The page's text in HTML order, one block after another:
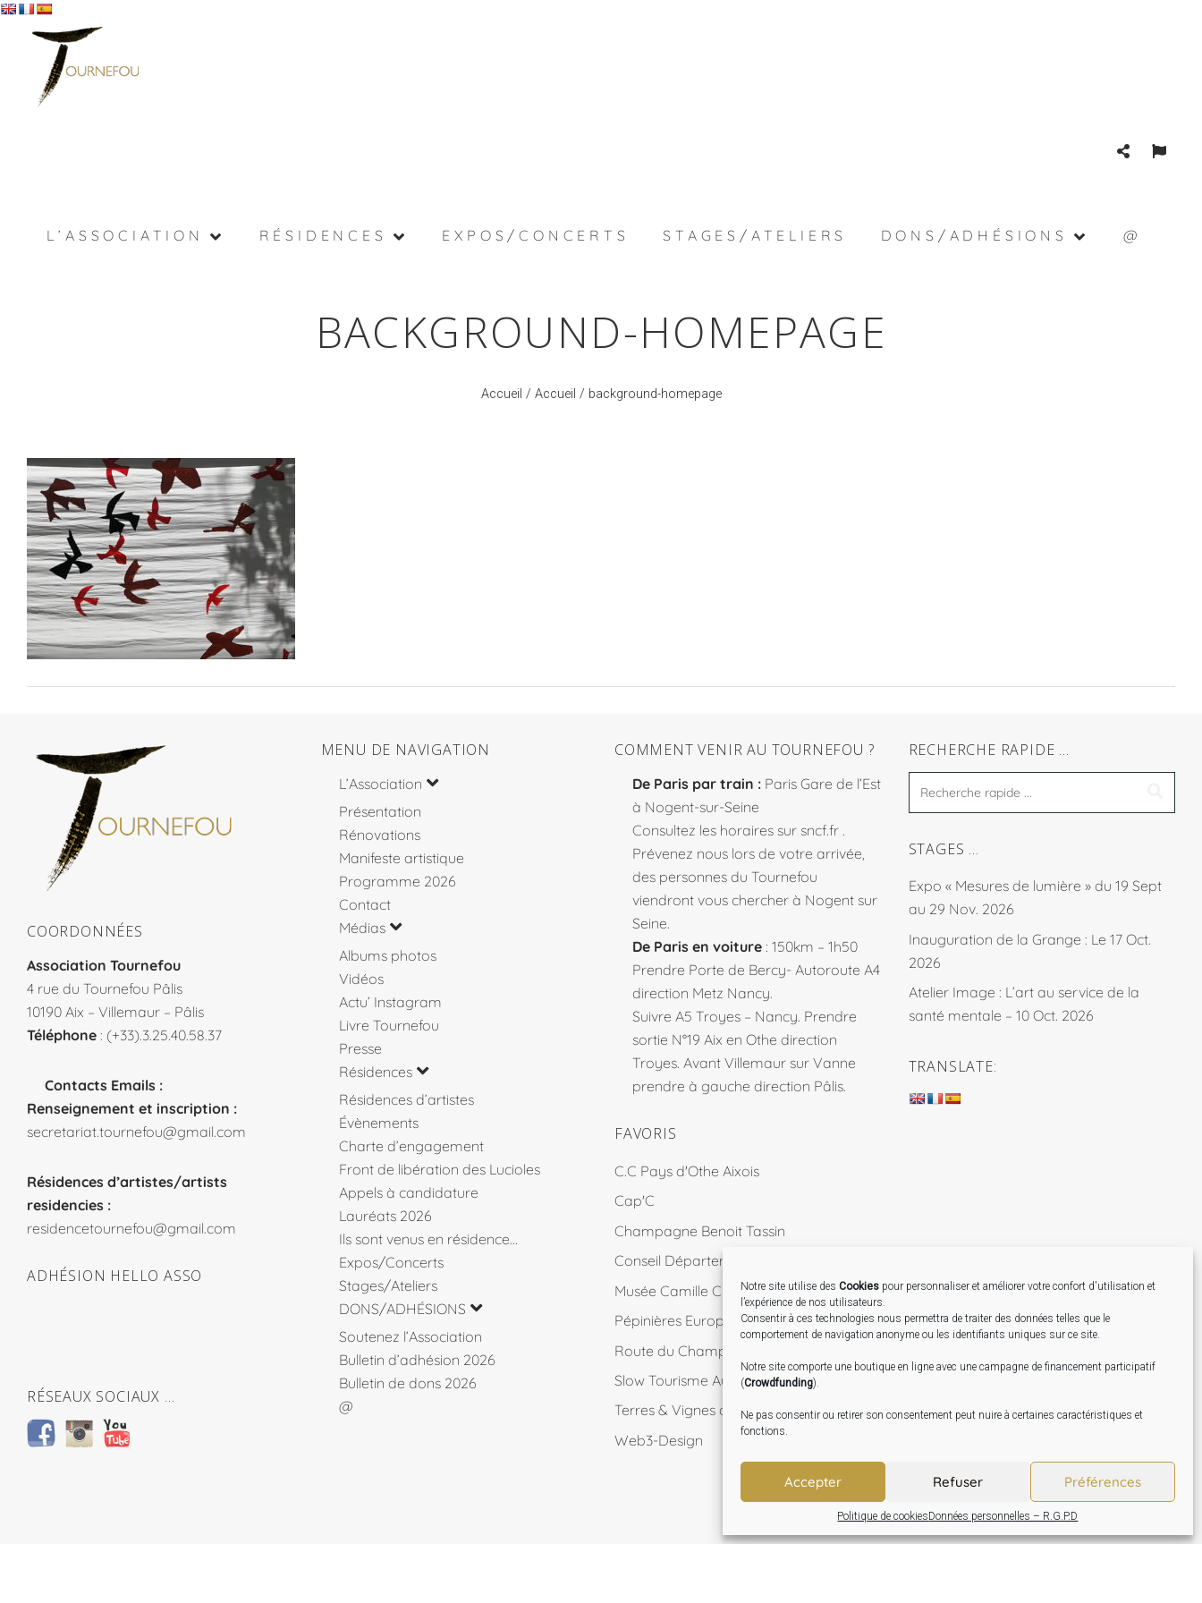
Notre site utilise des Cookies pour personnaliser et améliorer votre confort d'utilisation et
l’expérience de nos utilisateurs.
Consentir à ces technologies nous permettra de traiter des données telles que le
comportement de navigation anonyme ou les identifiants uniques sur ce site.
Notre site comporte une boutique en ligne avec une campagne de financement participatif
(Crowdfunding).
Ne pas consentir ou retirer son consentement peut nuire à certaines caractéristiques et
fonctions.
Accepter Refuser Préférences
Politique de cookiesDonnées personnelles – R.G.P.D
L’ASSOCIATION RÉSIDENCES EXPOS/CONCERTS STAGES/ATELIERS DONS/ADHÉSIONS @
BACKGROUND-HOMEPAGE
Accueil / Accueil / background-homepage
COORDONNÉES
Association Tournefou
4 rue du Tournefou Pâlis
10190 Aix – Villemaur – Pâlis
Téléphone : (+33).3.25.40.58.37
Contacts Emails :
Renseignement et inscription :
secretariat.tournefou@gmail.com
Résidences d’artistes/artists
residencies :
residencetournefou@gmail.com
ADHÉSION HELLO ASSO
RÉSEAUX SOCIAUX …
MENU DE NAVIGATION
L’Association
Présentation
Rénovations
Manifeste artistique
Programme 2026
Contact
Médias
Albums photos
Vidéos
Actu’ Instagram
Livre Tournefou
Presse
Résidences
Résidences d’artistes
Évènements
Charte d’engagement
Front de libération des Lucioles
Appels à candidature
Lauréats 2026
Ils sont venus en résidence…
Expos/Concerts
Stages/Ateliers
DONS/ADHÉSIONS
Soutenez l’Association
Bulletin d’adhésion 2026
Bulletin de dons 2026
@
COMMENT VENIR AU TOURNEFOU ?
De Paris par train : Paris Gare de l’Est
à Nogent-sur-Seine
Consultez les horaires sur sncf.fr .
Prévenez nous lors de votre arrivée,
des personnes du Tournefou
viendront vous chercher à Nogent sur
Seine.
De Paris en voiture : 150km – 1h50
Prendre Porte de Bercy- Autoroute A4
direction Metz Nancy.
Suivre A5 Troyes – Nancy. Prendre
sortie N°19 Aix en Othe direction
Troyes. Avant Villemaur sur Vanne
prendre à gauche direction Pâlis.
FAVORIS
C.C Pays d'Othe Aixois
Cap'C
Champagne Benoit Tassin
Conseil Départemental 10
Musée Camille Claudel
Pépinières Européennes de Création
Route du Champagne
Slow Tourisme Aube
Terres & Vignes de l'Aube
Web3-Design
RECHERCHE RAPIDE …
STAGES …
Expo « Mesures de lumière » du 19 Sept
au 29 Nov. 2026
Inauguration de la Grange : Le 17 Oct.
2026
Atelier Image : L’art au service de la
santé mentale – 10 Oct. 2026
TRANSLATE: